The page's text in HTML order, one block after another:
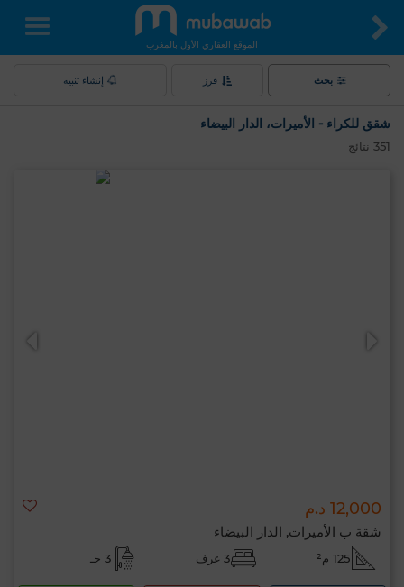
الموقع العقاري الأول بالمغرب
بحث فرز إنشاء تنبيه
شقق للكراء - الأميرات، الدار البيضاء
351 نتائج
12,000 د.م
شقة ب الأميرات, الدار البيضاء
125 م² 3 غرف 3 حـ